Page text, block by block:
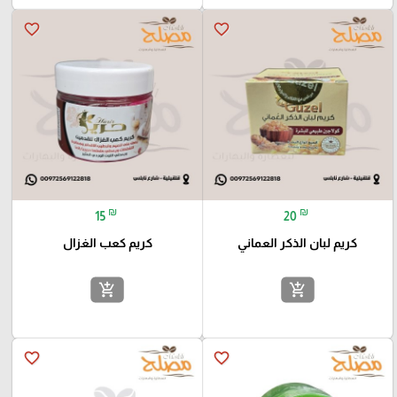
favorite_border
20 ₪
كريم لبان الذكر العماني
add_shopping_cart
favorite_border
15 ₪
كريم كعب الغزال
add_shopping_cart
favorite_border
favorite_border